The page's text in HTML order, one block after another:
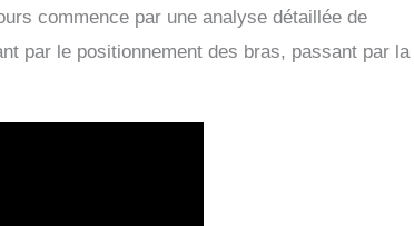
commence par une analyse détaillée de
par le positionnement des bras, passant par la